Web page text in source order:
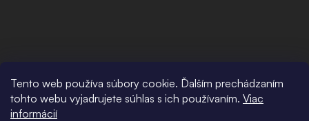
Tento web používa súbory cookie. Ďalším prechádzaním
tohto webu vyjadrujete súhlas s ich používaním. Viac
informácií